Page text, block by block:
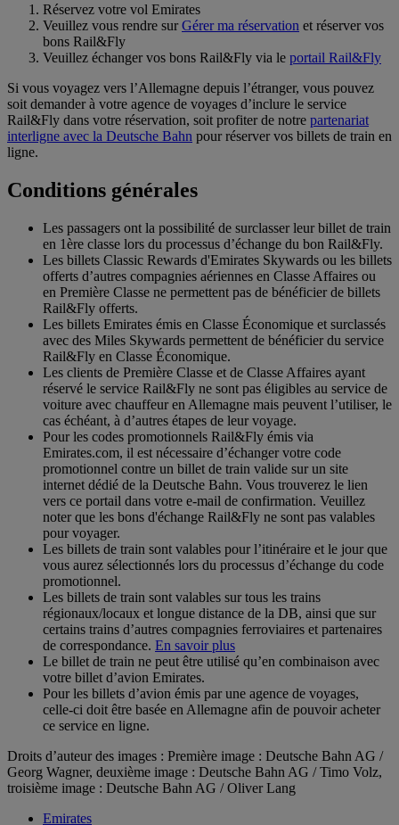
Réservez votre vol Emirates
Veuillez vous rendre surGérer ma réservation et réserver vos
bons Rail&Fly
Veuillez échanger vos bons Rail&Fly via le portail Rail&Fly
Si vous voyagez vers l’Allemagne depuis l’étranger, vous pouvez
soit demander à votre agence de voyages d’inclure le service
Rail&Fly dans votre réservation, soit profiter de notre partenariat
interligne avec la Deutsche Bahn pour réserver vos billets de train en
ligne.
Conditions générales
Les passagers ont la possibilité de surclasser leur billet de train
en 1ère classe lors du processus d’échange du bon Rail&Fly.
Les billets Classic Rewards d'Emirates Skywards ou les billets
offerts d’autres compagnies aériennes en Classe Affaires ou
en Première Classe ne permettent pas de bénéficier de billets
Rail&Fly offerts.
Les billets Emirates émis en Classe Économique et surclassés
avec des Miles Skywards permettent de bénéficier du service
Rail&Fly en Classe Économique.
Les clients de Première Classe et de Classe Affaires ayant
réservé le service Rail&Fly ne sont pas éligibles au service de
voiture avec chauffeur en Allemagne mais peuvent l’utiliser, le
cas échéant, à d’autres étapes de leur voyage.
Pour les codes promotionnels Rail&Fly émis via
Emirates.com, il est nécessaire d’échanger votre code
promotionnel contre un billet de train valide sur un site
internet dédié de la Deutsche Bahn. Vous trouverez le lien
vers ce portail dans votre e-mail de confirmation. Veuillez
noter que les bons d'échange Rail&Fly ne sont pas valables
pour voyager.
Les billets de train sont valables pour l’itinéraire et le jour que
vous aurez sélectionnés lors du processus d’échange du code
promotionnel.
Les billets de train sont valables sur tous les trains
régionaux/locaux et longue distance de la DB, ainsi que sur
certains trains d’autres compagnies ferroviaires et partenaires
de correspondance. En savoir plus
Le billet de train ne peut être utilisé qu’en combinaison avec
votre billet d’avion Emirates.
Pour les billets d’avion émis par une agence de voyages,
celle-ci doit être basée en Allemagne afin de pouvoir acheter
ce service en ligne.
Droits d’auteur des images : Première image : Deutsche Bahn AG /
Georg Wagner, deuxième image : Deutsche Bahn AG / Timo Volz,
troisième image : Deutsche Bahn AG / Oliver Lang
Emirates